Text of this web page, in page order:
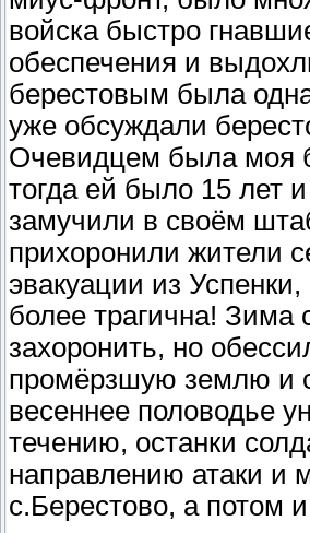
войска быстро
обеспечения и
берестовым была
уже обсуждали
Очевидцем была моя
тогда ей было 15 лет
замучили в своём
прихоронили жители
эвакуации из
более трагична!
захоронить, но
промёрзшую землю и
весеннее половодье
течению, останки
направлению атаки и
с.Берестово, а потом